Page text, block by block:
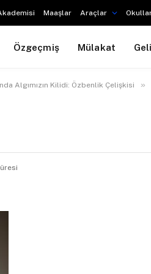
Maaşlar Araçlar
Özgeçmiş Mülakat
Algımızın Kilidi: Özbenlik Çelişkisi »